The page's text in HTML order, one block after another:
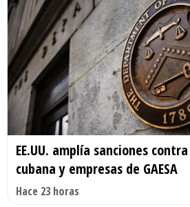
EE.UU. amplía sanciones
cubana y empresas de GAESA
Hace 23 horas